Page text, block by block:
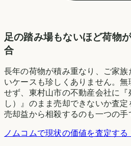
足の踏み場もないほど荷物
合
長年の荷物が積み重なり、ご家
いケースも珍しくありません。無
せず、東村山市の不動産会社に
し）』のまま売却できないか査
売却益から相殺するのも一つの手
ノムコムで現状の価値を査定する